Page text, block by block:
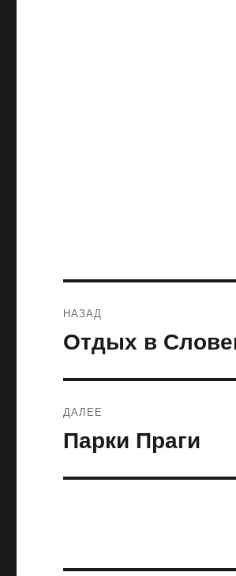
по
НАЗАД
Предыдущая
запись:
Отдых в
ДАЛЕЕ
Следующая
запись:
Парки Праги